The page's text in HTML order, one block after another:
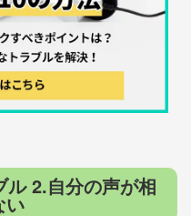
2.自分の声が相
い